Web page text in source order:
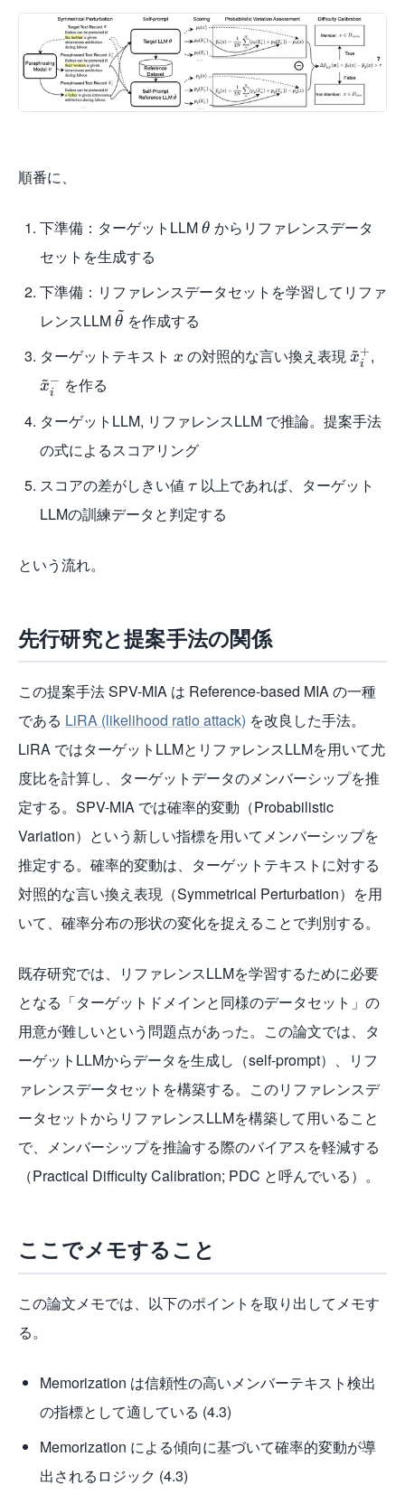
membership signal based on LLM memorization rather
than overfitting, from which we rediscover the neighbour
attack with theoretical grounding. Comprehensive
evaluation conducted on three datasets and four
exemplary LLMs shows that SPV-MIA raises the AUC of
MIAs from 0.7 to a significantly high level of 0.9. Our code
順番に、
下準備：ターゲットLLM θ からリファレンスデータ
セットを生成する
下準備：リファレンスデータセットを学習してリファ
レンスLLM θ
~ を作成する
ターゲットテキスト x の対照的な言い換え表現 x
~
i
+,
x
~
i
− を作る
ターゲットLLM, リファレンスLLM で推論。提案手法
の式によるスコアリング
スコアの差がしきい値 τ 以上であれば、ターゲット
LLMの訓練データと判定する
という流れ。
先行研究と提案手法の関係
この提案手法 SPV-MIA は Reference-based MIA の一種
である LiRA (likelihood ratio attack) を改良した手法。
LiRA ではターゲットLLMとリファレンスLLMを用いて尤
度比を計算し、ターゲットデータのメンバーシップを推
定する。SPV-MIA では確率的変動（Probabilistic
Variation）という新しい指標を用いてメンバーシップを
推定する。確率的変動は、 ターゲットテキストに対する
対照的な言い換え表現（Symmetrical Perturbation）を用
いて、確率分布の形状の変化を捉えることで判別する。
既存研究では、リファレンスLLMを学習するために必要
となる「ターゲットドメインと同様のデータセット」の
用意が難しいという問題点があった。この論文では、タ
ーゲットLLMからデータを生成し（self-prompt）、リフ
ァレンスデータセットを構築する。このリファレンスデ
ータセットからリファレンスLLMを構築して用いること
で、メンバーシップを推論する際のバイアスを軽減する
（Practical Difficulty Calibration; PDC と呼んでいる） 。
ここでメモすること
この論文メモでは、以下のポイントを取り出してメモす
る。
Memorization は信頼性の高いメンバーテキスト検出
の指標として適している (4.3)
Memorization による傾向に基づいて確率的変動が導
出されるロジック (4.3)